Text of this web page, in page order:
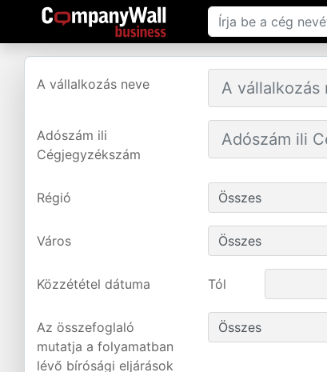
A vállalkozás neve
Adószám ili
Cégjegyzékszám
Régió
Város
Közzététel dátuma Tól
Az összefoglaló
mutatja a folyamatban
lévő bírósági eljárások